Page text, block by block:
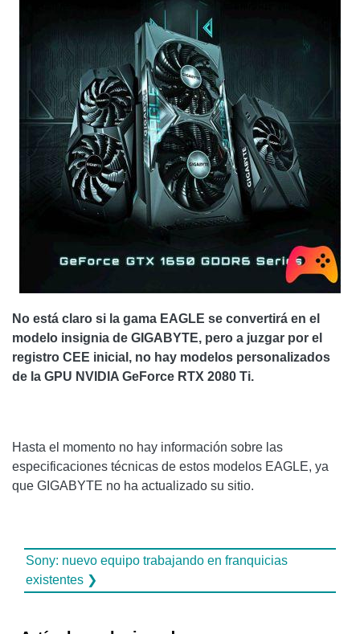
No está claro si la gama EAGLE se convertirá en el
modelo insignia de GIGABYTE, pero a juzgar por el
registro CEE inicial, no hay modelos personalizados
de la GPU NVIDIA GeForce RTX 2080 Ti.
Hasta el momento no hay información sobre las
especificaciones técnicas de estos modelos EAGLE, ya
que GIGABYTE no ha actualizado su sitio.
Sony: nuevo equipo trabajando en franquicias
existentes ❯